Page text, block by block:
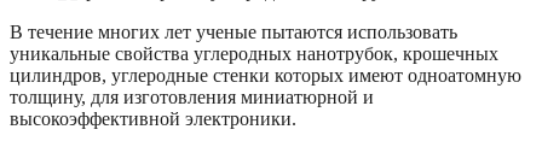
В течение многих лет ученые пытаются использовать
уникальные свойства углеродных нанотрубок, крошечных
цилиндров, углеродные стенки которых имеют одноатомную
толщину, для изготовления миниатюрной и
высокоэффективной электроники.